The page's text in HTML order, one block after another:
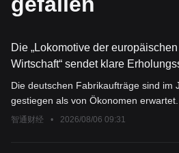
Die „Lokomotive der europäischen
Wirtschaft“ sendet klare
Deutschlands Fabrikaufträge
unerwartet um 3,1 % –
Infrastrukturausgaben werden zum
Die deutschen Fabrikaufträge sind im
gestiegen als von Ökonomen erwartet.
智通财经 • 2026/08/06 09:31